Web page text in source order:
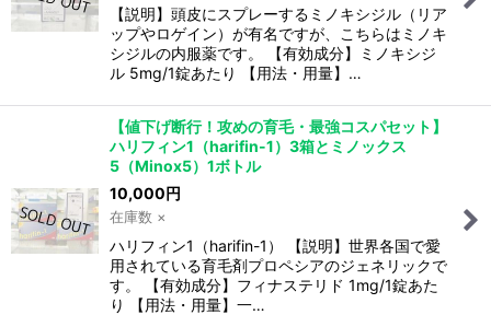
【説明】頭皮にスプレーするミノキシジル（リア
ップやロゲイン）が有名ですが、こちらはミノキ
シジルの内服薬です。 【有効成分】ミノキシジ
ル 5mg/1錠あたり 【用法・用量】…
【値下げ断行！攻めの育毛・最強コスパセット】
ハリフィン1（harifin-1）3箱とミノックス
5（Minox5）1ボトル
10,000円
在庫数 ×
ハリフィン1（harifin-1） 【説明】世界各国で愛
用されている育毛剤プロペシアのジェネリックで
す。 【有効成分】フィナステリド 1mg/1錠あた
り 【用法・用量】一…